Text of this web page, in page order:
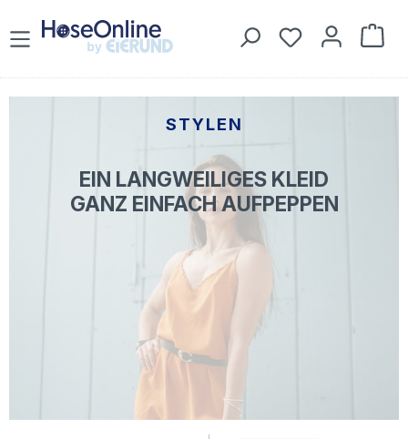
Zum Hauptinhalt springen Du hast 0
STYLEN
EIN LANGWEILIGES KLEID
GANZ EINFACH AUFPEPPEN